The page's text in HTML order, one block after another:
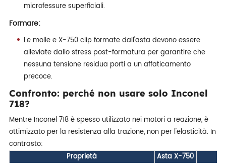
microfessure superficiali.
Formare:
Le molle e X-750 clip formate dall'asta devono essere
alleviate dallo stress post-formatura per garantire che
nessuna tensione residua porti a un affaticamento
precoce.
Confronto: perché non usare solo Inconel
718?
Mentre Inconel 718 è spesso utilizzato nei motori a reazione, è
ottimizzato per la resistenza alla trazione, non per l'elasticità. In
contrasto:
Proprietà
Asta X-750